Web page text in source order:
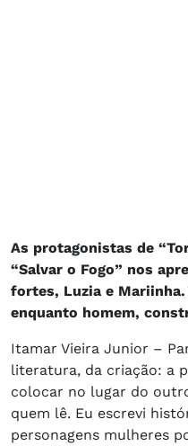
As protagonistas de
“Salvar o Fogo” nos
fortes, Luzia e Mariinha.
enquanto homem,
Itamar Vieira Junior –
literatura, da criação: a
colocar no lugar do
quem lê. Eu escrevi
personagens mulheres